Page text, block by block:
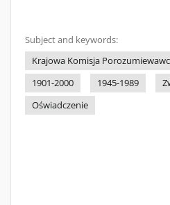
Subject and keywords:
Krajowa Komisja
1901-2000
1945-1989
Oświadczenie